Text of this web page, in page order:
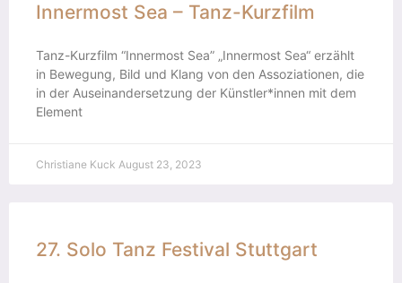
Innermost Sea – Tanz-Kurzfilm
Tanz-Kurzfilm “Innermost Sea” „Innermost Sea“ erzählt
in Bewegung, Bild und Klang von den Assoziationen, die
in der Auseinandersetzung der Künstler*innen mit dem
Element
Christiane Kuck August 23, 2023
27. Solo Tanz Festival Stuttgart